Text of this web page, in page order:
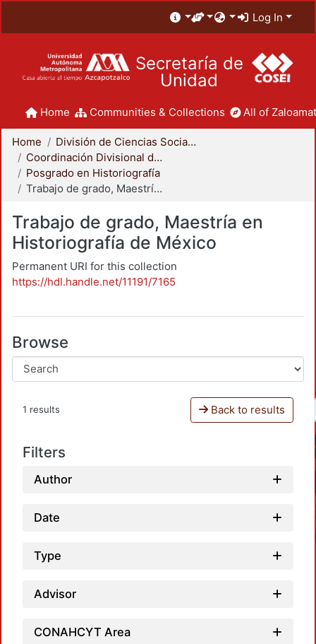
Log In
Secretaría de
Unidad
Home Communities & Collections All of
Home
División de Ciencias Sociales y Humanidades
Coordinación Divisional de Posgrado
Posgrado en Historiografía
Trabajo de grado, Maestría en Historiografía de México
Trabajo de grado, Maestría en
Historiografía de México
Permanent URI for this collection
https://hdl.handle.net/11191/7165
Browse
1 results Back to results
Filters
Author
Date
Type
Advisor
CONAHCYT Area